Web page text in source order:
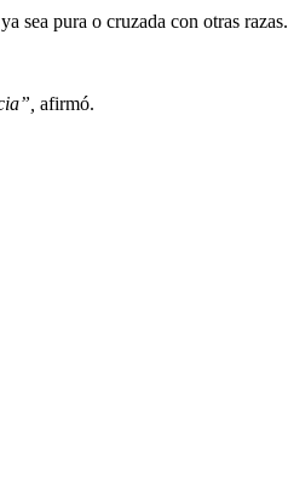
sea pura o cruzada con otras razas.
afirmó.